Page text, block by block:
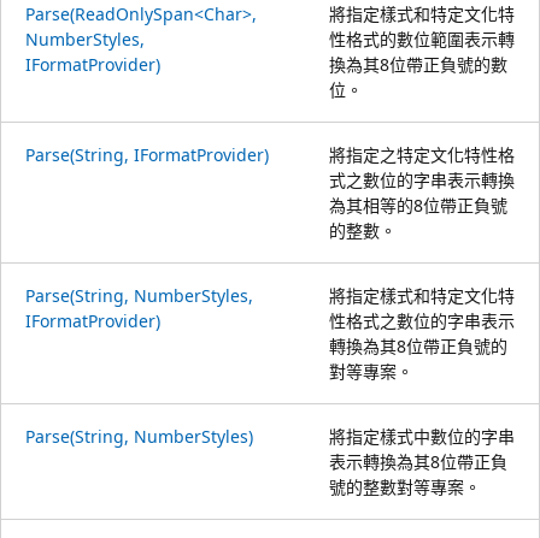
Parse(ReadOnlySpan<Char>,
NumberStyles,
IFormatProvider)
將指定樣式和特定文化特
性格式的數位範圍表示轉
換為其8位帶正負號的數
位。
Parse(String, IFormatProvider)
將指定之特定文化特性格
式之數位的字串表示轉換
為其相等的8位帶正負號
的整數。
Parse(String, NumberStyles,
IFormatProvider)
將指定樣式和特定文化特
性格式之數位的字串表示
轉換為其8位帶正負號的
對等專案。
Parse(String, NumberStyles)
將指定樣式中數位的字串
表示轉換為其8位帶正負
號的整數對等專案。